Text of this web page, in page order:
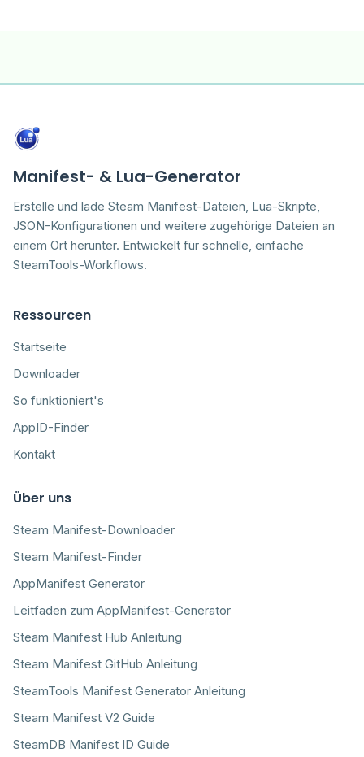
Manifest- & Lua-Generator
Erstelle und lade Steam Manifest-Dateien, Lua-Skripte,
JSON-Konfigurationen und weitere zugehörige Dateien an
einem Ort herunter. Entwickelt für schnelle, einfache
SteamTools-Workflows.
Ressourcen
Startseite
Downloader
So funktioniert's
AppID-Finder
Kontakt
Über uns
Steam Manifest-Downloader
Steam Manifest-Finder
AppManifest Generator
Leitfaden zum AppManifest-Generator
Steam Manifest Hub Anleitung
Steam Manifest GitHub Anleitung
SteamTools Manifest Generator Anleitung
Steam Manifest V2 Guide
SteamDB Manifest ID Guide